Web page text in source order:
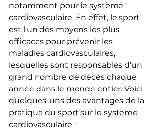
notamment pour le système
cardiovasculaire. En effet, le sport
est l'un des moyens les plus
efficaces pour prévenir les
maladies cardiovasculaires,
lesquelles sont responsables d'un
grand nombre de décès chaque
année dans le monde entier. Voici
quelques-uns des avantages de la
pratique du sport sur le système
cardiovasculaire :